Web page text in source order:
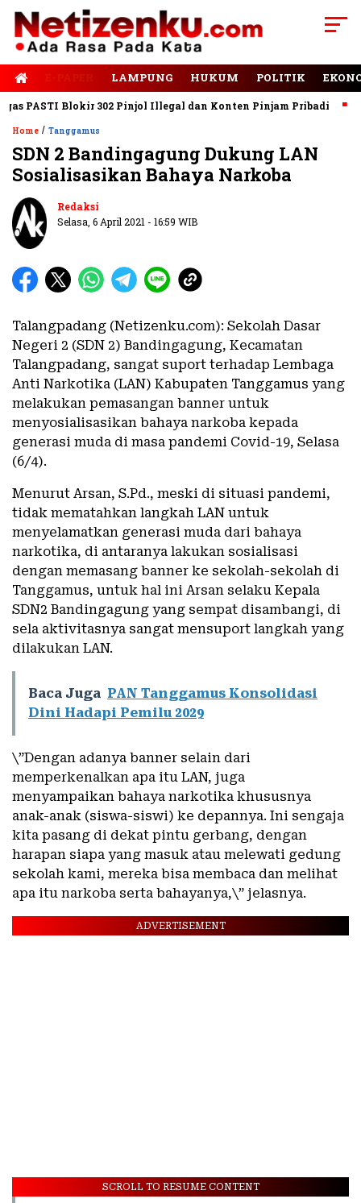
LAMPUNG HUKUM POLITIK
PASTI Blokir 302 Pinjol Illegal dan Konten Pinjam Pribadi
Home / Tanggamus
SDN 2 Bandingagung Dukung LAN
Sosialisasikan Bahaya Narkoba
Redaksi
Selasa, 6 April 2021 - 16:59 WIB
Talangpadang (Netizenku.com): Sekolah Dasar
Negeri 2 (SDN 2) Bandingagung, Kecamatan
Talangpadang, sangat suport terhadap Lembaga
Anti Narkotika (LAN) Kabupaten Tanggamus yang
melakukan pemasangan banner untuk
menyosialisasikan bahaya narkoba kepada
generasi muda di masa pandemi Covid-19, Selasa
(6/4).
Menurut Arsan, S.Pd., meski di situasi pandemi,
tidak mematahkan langkah LAN untuk
menyelamatkan generasi muda dari bahaya
narkotika, di antaranya lakukan sosialisasi
dengan memasang banner ke sekolah-sekolah di
Tanggamus, untuk hal ini Arsan selaku Kepala
SDN2 Bandingagung yang sempat disambangi, di
sela aktivitasnya sangat mensuport langkah yang
dilakukan LAN.
Baca Juga PAN Tanggamus Konsolidasi
Dini Hadapi Pemilu 2029
\”Dengan adanya banner selain dari
memperkenalkan apa itu LAN, juga
menyampaikan bahaya narkotika khususnya
anak-anak (siswa-siswi) ke depannya. Ini sengaja
kita pasang di dekat pintu gerbang, dengan
harapan siapa yang masuk atau melewati gedung
sekolah kami, mereka bisa membaca dan melihat
apa itu narkoba serta bahayanya,\” jelasnya.
ADVERTISEMENT
SCROLL TO RESUME CONTENT